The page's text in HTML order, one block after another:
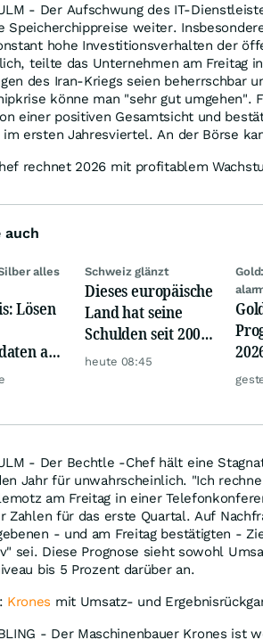
- Der Aufschwung des IT-
Speicherchippreise weiter.
hohe Investitionsverhalten der
teilte das Unternehmen am Freitag
des Iran-Kriegs seien beherrschbar
könne man "sehr gut umgehen".
einer positiven Gesamtsicht und
im ersten Jahresviertel. An der Börse
rechnet 2026 mit profitablem
auch
alles
Lösen
am
Schweiz glänzt
Dieses europäische
Land hat seine
Schulden seit 2002
versiebenfacht
heute 08:45
- Der Bechtle -Chef hält eine
Jahr für unwahrscheinlich. "Ich
am Freitag in einer
Zahlen für das erste Quartal. Auf
- und am Freitag bestätigten -
sei. Diese Prognose sieht sowohl
bis 5 Prozent darüber an.
Krones mit Umsatz- und
- Der Maschinenbauer Krones ist